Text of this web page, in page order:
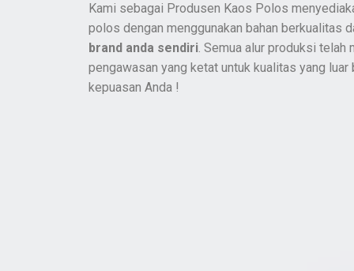
Kami sebagai Produsen Kaos Polos
polos dengan menggunakan bahan berkualitas
brand anda sendiri. Semua alur produksi telah
pengawasan yang ketat untuk kualitas yang
kepuasan Anda !